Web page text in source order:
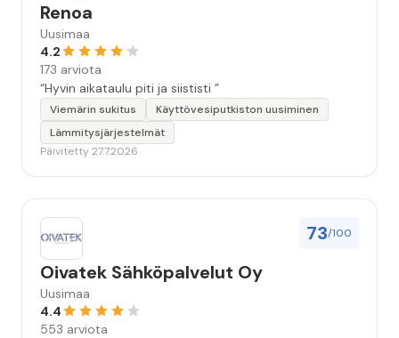
Renoa
Uusimaa
4.2
173 arviota
“Hyvin aikataulu piti ja siististi ”
Viemärin sukitus
Käyttövesiputkiston uusiminen
Lämmitysjärjestelmät
Päivitetty 27.7.2026
73/100
Oivatek Sähköpalvelut Oy
Uusimaa
4.4
553 arviota